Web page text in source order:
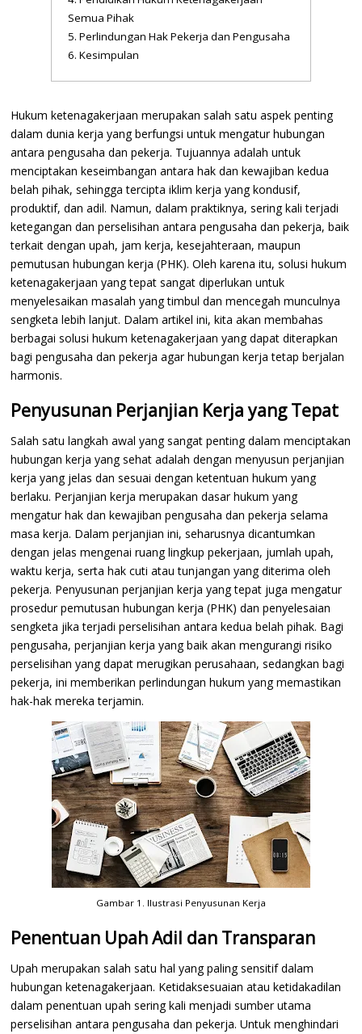
Semua Pihak
Perlindungan Hak Pekerja dan Pengusaha
Kesimpulan
Hukum ketenagakerjaan merupakan salah satu aspek penting
dalam dunia kerja yang berfungsi untuk mengatur hubungan
antara pengusaha dan pekerja. Tujuannya adalah untuk
menciptakan keseimbangan antara hak dan kewajiban kedua
belah pihak, sehingga tercipta iklim kerja yang kondusif,
produktif, dan adil. Namun, dalam praktiknya, sering kali terjadi
ketegangan dan perselisihan antara pengusaha dan pekerja, baik
terkait dengan upah, jam kerja, kesejahteraan, maupun
pemutusan hubungan kerja (PHK). Oleh karena itu, solusi hukum
ketenagakerjaan yang tepat sangat diperlukan untuk
menyelesaikan masalah yang timbul dan mencegah munculnya
sengketa lebih lanjut. Dalam artikel ini, kita akan membahas
berbagai solusi hukum ketenagakerjaan yang dapat diterapkan
bagi pengusaha dan pekerja agar hubungan kerja tetap berjalan
harmonis.
Penyusunan Perjanjian Kerja yang Tepat
Salah satu langkah awal yang sangat penting dalam menciptakan
hubungan kerja yang sehat adalah dengan menyusun perjanjian
kerja yang jelas dan sesuai dengan ketentuan hukum yang
berlaku. Perjanjian kerja merupakan dasar hukum yang
mengatur hak dan kewajiban pengusaha dan pekerja selama
masa kerja. Dalam perjanjian ini, seharusnya dicantumkan
dengan jelas mengenai ruang lingkup pekerjaan, jumlah upah,
waktu kerja, serta hak cuti atau tunjangan yang diterima oleh
pekerja. Penyusunan perjanjian kerja yang tepat juga mengatur
prosedur pemutusan hubungan kerja (PHK) dan penyelesaian
sengketa jika terjadi perselisihan antara kedua belah pihak. Bagi
pengusaha, perjanjian kerja yang baik akan mengurangi risiko
perselisihan yang dapat merugikan perusahaan, sedangkan bagi
pekerja, ini memberikan perlindungan hukum yang memastikan
hak-hak mereka terjamin.
Gambar 1. Ilustrasi Penyusunan Kerja
Penentuan Upah Adil dan Transparan
Upah merupakan salah satu hal yang paling sensitif dalam
hubungan ketenagakerjaan. Ketidaksesuaian atau ketidakadilan
dalam penentuan upah sering kali menjadi sumber utama
perselisihan antara pengusaha dan pekerja. Untuk menghindari